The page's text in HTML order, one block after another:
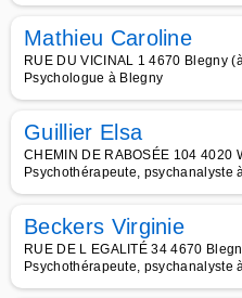
Mathieu Caroline
RUE DU VICINAL 1 4670 Blegny
Psychologue à Blegny
Guillier Elsa
CHEMIN DE RABOSÉE 104 4020
Psychothérapeute, psychanalyste
Beckers Virginie
RUE DE L EGALITÉ 34 4670
Psychothérapeute, psychanalyste